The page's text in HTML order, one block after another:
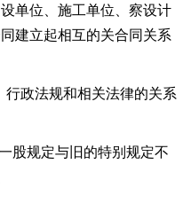
单位、施工单位、察设计
建立起相互的关合同关系
行政法规和相关法律的关系
股规定与旧的特别规定不